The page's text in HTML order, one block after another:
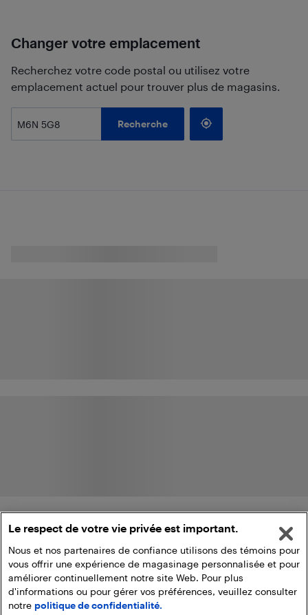
Changer votre emplacement
Recherchez votre code postal ou utilisez votre
emplacement actuel pour trouver plus de magasins.
Recherche
Le respect de votre vie privée est important.
Nous et nos partenaires de confiance utilisons des témoins pour
vous offrir une expérience de magasinage personnalisée et pour
améliorer continuellement notre site Web. Pour plus
d'informations ou pour gérer vos préférences, veuillez consulter
notre politique de confidentialité.